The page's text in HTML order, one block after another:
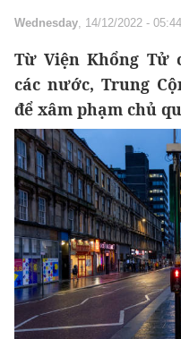
Wednesday, 14/12/2022 -
Từ Viện Khổng Tử
các nước, Trung
để xâm phạm chủ